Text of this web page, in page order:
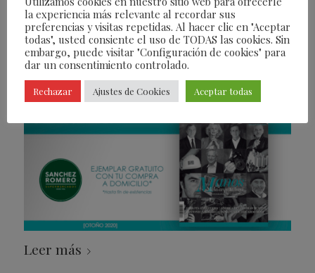
Madrid, en el quiosco de la C/ Serrano
nº102 (Embajada Americana) o en el
restaurante KaButoKaji de Aravaca
Leer más
la experiencia más relevante al recordar sus
preferencias y visitas repetidas. Al hacer clic en "Aceptar
todas", usted consiente el uso de TODAS las cookies. Sin
embargo, puede visitar "Configuración de cookies" para
dar un consentimiento controlado.
Rechazar Ajustes de Cookies Aceptar todas